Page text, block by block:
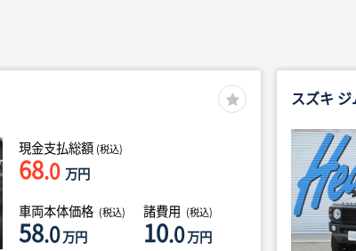
現金支払総額 (税込)
68.0 万円
車両本体価格 (税込)
58.0万円
諸費用 (税込)
10.0万円
スズキ ジ